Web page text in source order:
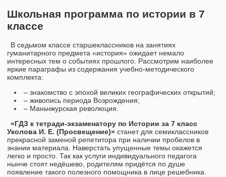
Школьная программа по истории в 7
классе
В седьмом классе старшеклассников на занятиях
гуманитарного предмета «история» ожидает немало
интересных тем о событиях прошлого. Рассмотрим наиболее
яркие параграфы из содержания учебно-методического
комплекта:
– знакомство с эпохой великих географических открытий;
– живопись периода Возрождения;
– Маньчжурская революция.
«ГДЗ к тетради-экзаменатору по Истории за 7 класс
Уколова И. Е. (Просвещение)» станет для семиклассников
прекрасной заменой репетитора при наличии пробелов в
знании материала. Наверстать упущенные темы окажется
легко и просто. Так как услуги индивидуального педагога
нынче стоят недёшево, родителям придётся по душе
появление такого полезного помощника в лице решебника.